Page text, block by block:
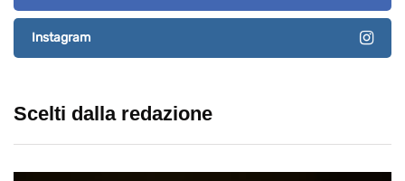
Instagram
Scelti dalla redazione